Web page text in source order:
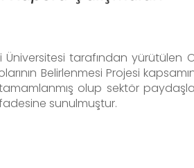
Üniversitesi tarafından yürütülen
Belirlenmesi Projesi
olup sektör
sunulmuştur.